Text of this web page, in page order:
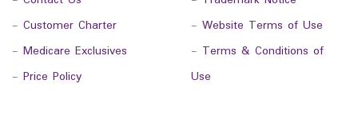
- Customer Charter
- Medicare Exclusives
- Price Policy
- Website Terms of Use
- Terms & Conditions of
Use